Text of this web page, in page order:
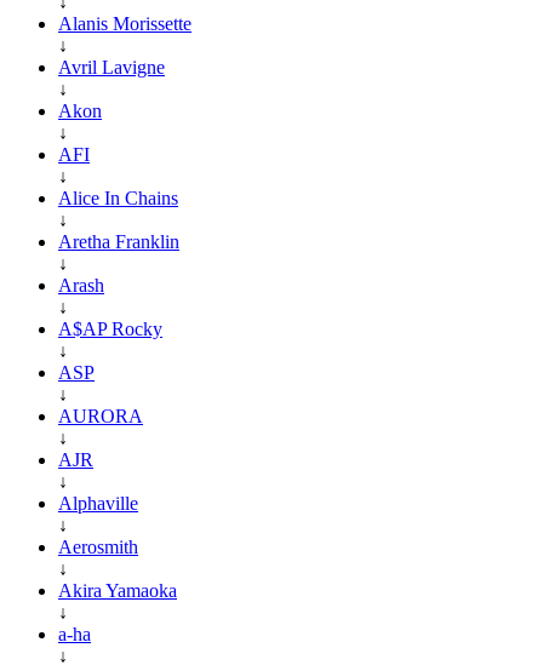
Alanis Morissette
↓
Avril Lavigne
↓
Akon
↓
AFI
↓
Alice In Chains
↓
Aretha Franklin
↓
Arash
↓
A$AP Rocky
↓
ASP
↓
AURORA
↓
AJR
↓
Alphaville
↓
Aerosmith
↓
Akira Yamaoka
↓
a-ha
↓